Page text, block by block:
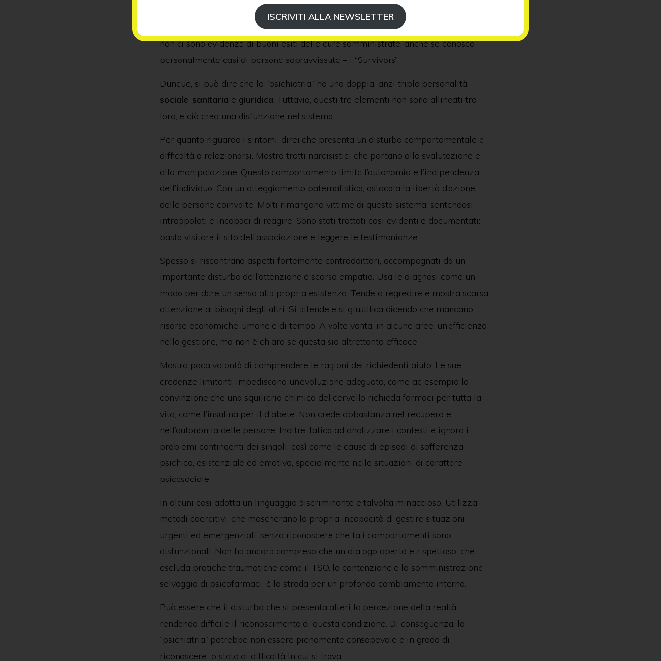
diagnosi alla psichiatria, anziché la psichiatria alle persone? È evidente che molte
cose nel sistema non funzionano. Raramente ho riscontrato risultati incoraggianti e
non ci sono evidenze di buoni esiti delle cure somministrate, anche se conosco
personalmente casi di persone sopravvissute – i “Survivors”.
Dunque, si può dire che la “psichiatria” ha una doppia, anzi tripla personalità:
sociale, sanitaria e giuridica. Tuttavia, questi tre elementi non sono allineati tra
loro, e ciò crea una disfunzione nel sistema.
Per quanto riguarda i sintomi, direi che presenta un disturbo comportamentale e
difficoltà a relazionarsi. Mostra tratti narcisistici che portano alla svalutazione e
alla manipolazione. Questo comportamento limita l’autonomia e l’indipendenza
dell’individuo. Con un atteggiamento paternalistico, ostacola la libertà d’azione
delle persone coinvolte. Molti rimangono vittime di questo sistema, sentendosi
intrappolati e incapaci di reagire. Sono stati trattati casi evidenti e documentati:
basta visitare il sito dell’associazione e leggere le testimonianze.
Spesso si riscontrano aspetti fortemente contraddittori, accompagnati da un
importante disturbo dell’attenzione e scarsa empatia. Usa le diagnosi come un
modo per dare un senso alla propria esistenza. Tende a regredire e mostra scarsa
attenzione ai bisogni degli altri. Si difende e si giustifica dicendo che mancano
risorse economiche, umane e di tempo. A volte vanta, in alcune aree, un’efficienza
nella gestione, ma non è chiaro se questa sia altrettanto efficace.
Mostra poca volontà di comprendere le ragioni dei richiedenti aiuto. Le sue
credenze limitanti impediscono un’evoluzione adeguata, come ad esempio la
convinzione che uno squilibrio chimico del cervello richieda farmaci per tutta la
vita, come l’insulina per il diabete. Non crede abbastanza nel recupero e
nell’autonomia delle persone. Inoltre, fatica ad analizzare i contesti e ignora i
problemi contingenti dei singoli, così come le cause di episodi di sofferenza
psichica, esistenziale ed emotiva, specialmente nelle situazioni di carattere
psicosociale.
In alcuni casi adotta un linguaggio discriminante e talvolta minaccioso. Utilizza
metodi coercitivi, che mascherano la propria incapacità di gestire situazioni
urgenti ed emergenziali, senza riconoscere che tali comportamenti sono
disfunzionali. Non ha ancora compreso che un dialogo aperto e rispettoso, che
escluda pratiche traumatiche come il TSO, la contenzione e la somministrazione
selvaggia di psicofarmaci, è la strada per un profondo cambiamento interno.
Può essere che il disturbo che si presenta alteri la percezione della realtà,
rendendo difficile il riconoscimento di questa condizione. Di conseguenza, la
“psichiatria” potrebbe non essere pienamente consapevole e in grado di
riconoscere lo stato di difficoltà in cui si trova.
ISCRIVITI ALLA NEWSLETTER